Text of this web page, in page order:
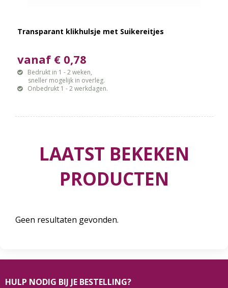
Transparant klikhulsje met Suikereitjes
vanaf € 0,78
Bedrukt in 1 - 2 weken,
sneller mogelijk in overleg.
Onbedrukt 1 - 2 werkdagen.
LAATST BEKEKEN
PRODUCTEN
Geen resultaten gevonden.
HULP NODIG BIJ JE BESTELLING?